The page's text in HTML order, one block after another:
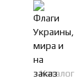
Каталог